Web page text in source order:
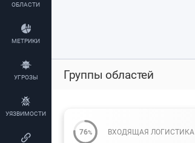
ОБЛАСТИ
МЕТРИКИ
УГРОЗЫ
УЯЗВИМОСТИ
Группы областей
76% ВХОДЯЩАЯ ЛОГИСТИКА